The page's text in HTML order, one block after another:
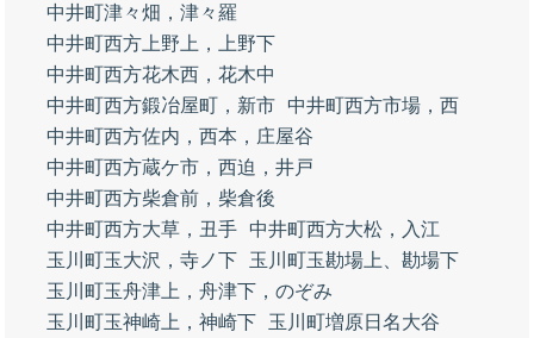
中井町津々畑，津々羅
中井町西方上野上，上野下
中井町西方花木西，花木中
中井町西方鍛冶屋町，新市
中井町西方市場，西
中井町西方佐内，西本，庄屋谷
中井町西方蔵ケ市，西迫，井戸
中井町西方柴倉前，柴倉後
中井町西方大草，丑手
中井町西方大松，入江
玉川町玉大沢，寺ノ下
玉川町玉勘場上、勘場下
玉川町玉舟津上，舟津下，のぞみ
玉川町玉神崎上，神崎下
玉川町増原日名大谷